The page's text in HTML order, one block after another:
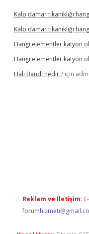
Kalp damar tıkanıklığı
Kalp damar tıkanıklığı
Hangi elementler katyon
Hangi elementler katyon
Halı Bandı nedir ? için
Reklam ve İletişim: